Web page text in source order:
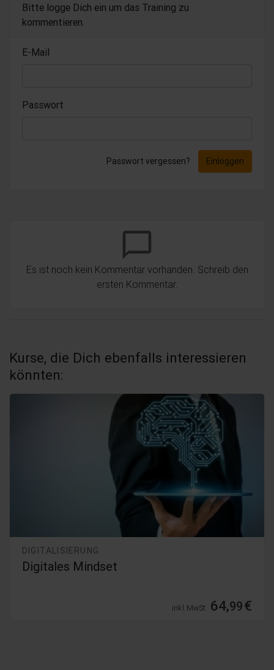
Bitte logge Dich ein um das Training zu
kommentieren.
E-Mail
Passwort
Passwort vergessen? Einloggen
chat_bubble_outline
Es ist noch kein Kommentar vorhanden. Schreib den
ersten Kommentar.
Kurse, die Dich ebenfalls interessieren
könnten:
DIGITALISIERUNG
Digitales Mindset
inkl. MwSt. 64,99€